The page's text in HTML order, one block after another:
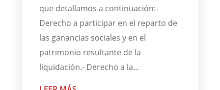
que detallamos a continuación:-
Derecho a participar en el reparto de
las ganancias sociales y en el
patrimonio resultante de la
liquidación.- Derecho a la...